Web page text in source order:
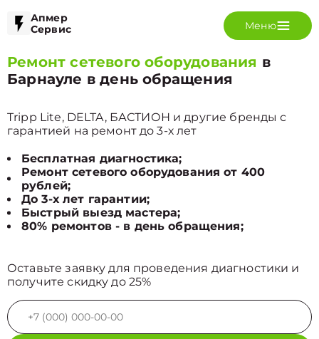
Апмер
Сервис
Меню
Ремонт сетевого оборудования в
Барнауле в день обращения
Tripp Lite, DELTA, БАСТИОН и другие бренды с
гарантией на ремонт до 3-х лет
Бесплатная диагностика;
Ремонт сетевого оборудования от 400
рублей;
До 3-х лет гарантии;
Быстрый выезд мастера;
80% ремонтов - в день обращения;
Оставьте заявку для проведения диагностики и
получите скидку до 25%